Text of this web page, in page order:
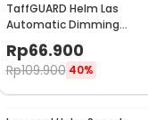
TaffGUARD Helm Las
Automatic Dimming
Protective Welding with
Headlamp - HJ10
Rp66.900
Rp109.900 40%